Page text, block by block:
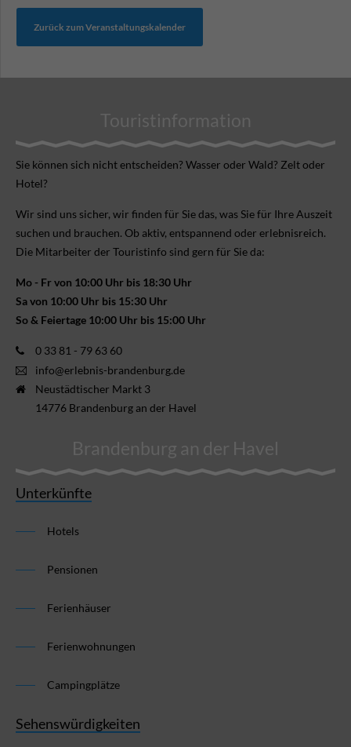
Zurück zum Veranstaltungskalender
Touristinformation
Sie können sich nicht ent­scheiden? Wasser oder Wald? Zelt oder
Hotel?
Wir sind uns sicher, wir finden für Sie das, was Sie für Ihre Aus­zeit
suchen und brauchen. Ob aktiv, ent­spannend oder erlebnis­reich.
Die Mitarbeiter der Touristinfo sind gern für Sie da:
Mo - Fr von 10:00 Uhr bis 18:30 Uhr
Sa von 10:00 Uhr bis 15:30 Uhr
So & Feiertage 10:00 Uhr bis 15:00 Uhr
0 33 81 - 79 63 60
info@erlebnis-brandenburg.de
Neustädtischer Markt 3
14776 Brandenburg an der Havel
Brandenburg an der Havel
Unterkünfte
Hotels
Pensionen
Ferienhäuser
Ferienwohnungen
Campingplätze
Sehenswürdigkeiten